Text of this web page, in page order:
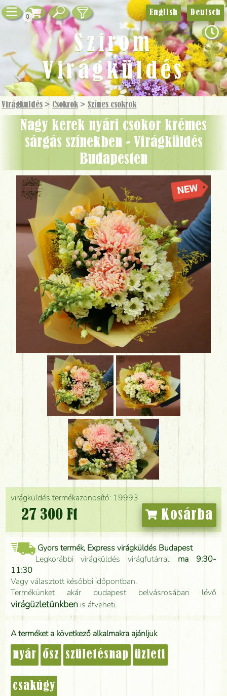
0
Virágküldés > Csokrok >Színes csokrok
Nagy kerek nyári csokor krémes
sárgás színekben - Virágküldés
Budapesten
virágküldés termékazonosító: 19993
27 300 Ft Kosárba
Gyors termék, Express virágküldés Budapest
Legkorábbi virágküldés virágfutárral: ma 9:30-
11:30
Vagy választott későbbi időpontban.
Termékünket akár budapest belvásrosában lévő
virágüzletünkben is átveheti.
A terméket a következő alkalmakra ajánljuk
nyár ősz születésnap üzleti
csakúgy
English Deutsch
Szirom
Virágküldés